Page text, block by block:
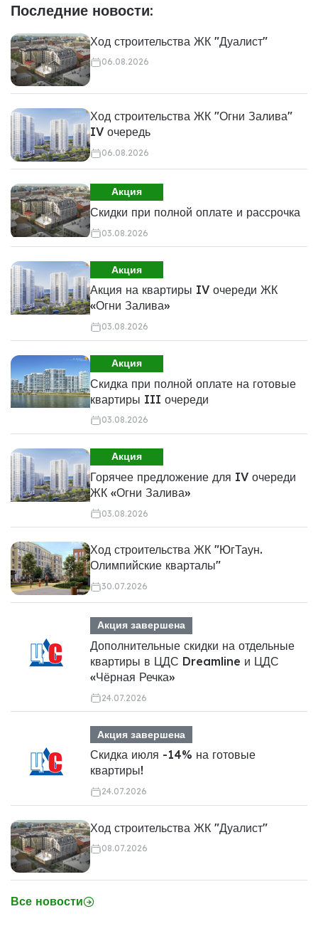
Последние новости:
Ход строительства ЖК "Дуалист"
06.08.2026
Ход строительства ЖК "Огни Залива"
IV очередь
06.08.2026
Акция
Скидки при полной оплате и рассрочка
03.08.2026
Акция
Акция на квартиры IV очереди ЖК
«Огни Залива»
03.08.2026
Акция
Скидка при полной оплате на готовые
квартиры III очереди
03.08.2026
Акция
Горячее предложение для IV очереди
ЖК «Огни Залива»
03.08.2026
Ход строительства ЖК "ЮгТаун.
Олимпийские кварталы"
30.07.2026
Акция завершена
Дополнительные скидки на отдельные
квартиры в ЦДС Dreamline и ЦДС
«Чёрная Речка»
24.07.2026
Акция завершена
Скидка июля -14% на готовые
квартиры!
24.07.2026
Ход строительства ЖК "Дуалист"
08.07.2026
Все новости